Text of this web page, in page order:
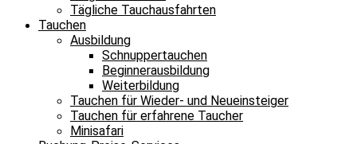
Tägliche Tauchausfahrten
Tauchen
Ausbildung
Schnuppertauchen
Beginnerausbildung
Weiterbildung
Tauchen für Wieder- und Neueinsteiger
Tauchen für erfahrene Taucher
Minisafari